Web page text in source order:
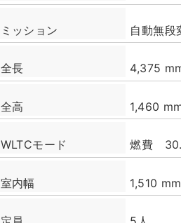
ミッション 自動無段
全長 4,375
全高 1,460
WLTCモード 燃費
室内幅 1,510 mm